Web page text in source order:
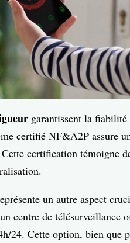
garantissent la
certifié NF&A2P assure
Cette certification témoigne
un autre aspect
centre de télésurveillance
24. Cette option, bien que